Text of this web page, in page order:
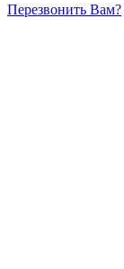
Перезвонить Вам?